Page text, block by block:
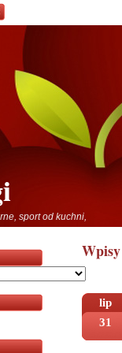
sport od kuchni,
Wpisy
lip
31